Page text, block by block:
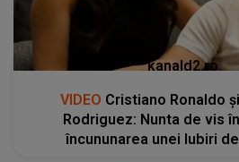
kanald2.ro
VIDEO Cristiano Ronaldo
Rodriguez: Nunta de vis
încununarea unei Iubiri